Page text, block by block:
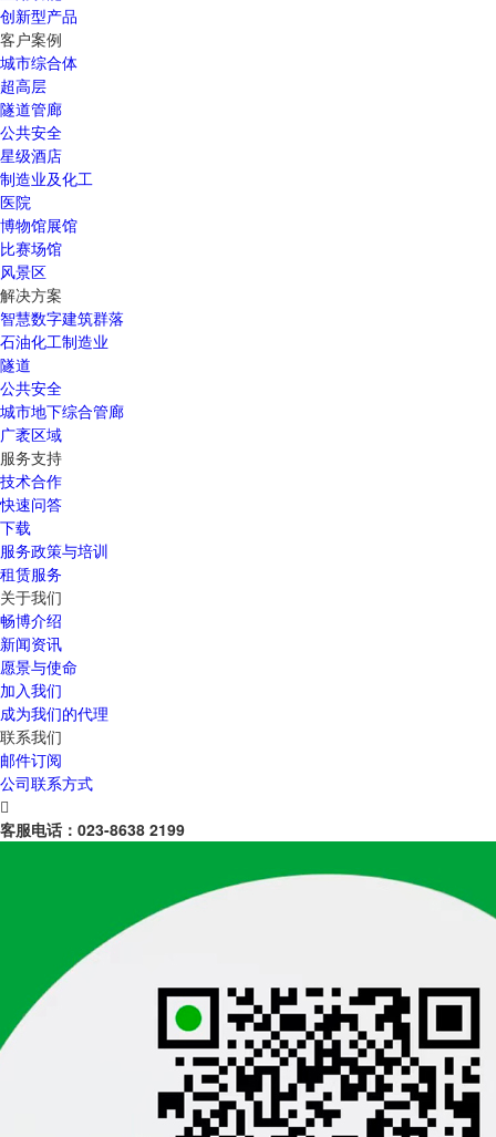
创新型产品
客户案例
城市综合体
超高层
隧道管廊
公共安全
星级酒店
制造业及化工
医院
博物馆展馆
比赛场馆
风景区
解决方案
智慧数字建筑群落
石油化工制造业
隧道
公共安全
城市地下综合管廊
广袤区域
服务支持
技术合作
快速问答
下载
服务政策与培训
租赁服务
关于我们
畅博介绍
新闻资讯
愿景与使命
加入我们
成为我们的代理
联系我们
邮件订阅
公司联系方式

客服电话： 023-8638 2199